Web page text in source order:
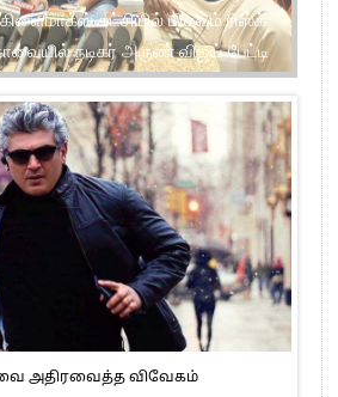
பன் பட்டர் ஜாம் ரிலீசாகியது
– நடிகர் ராஜு ஓபன் டாக்
அதிரவைத்த விவேகம்